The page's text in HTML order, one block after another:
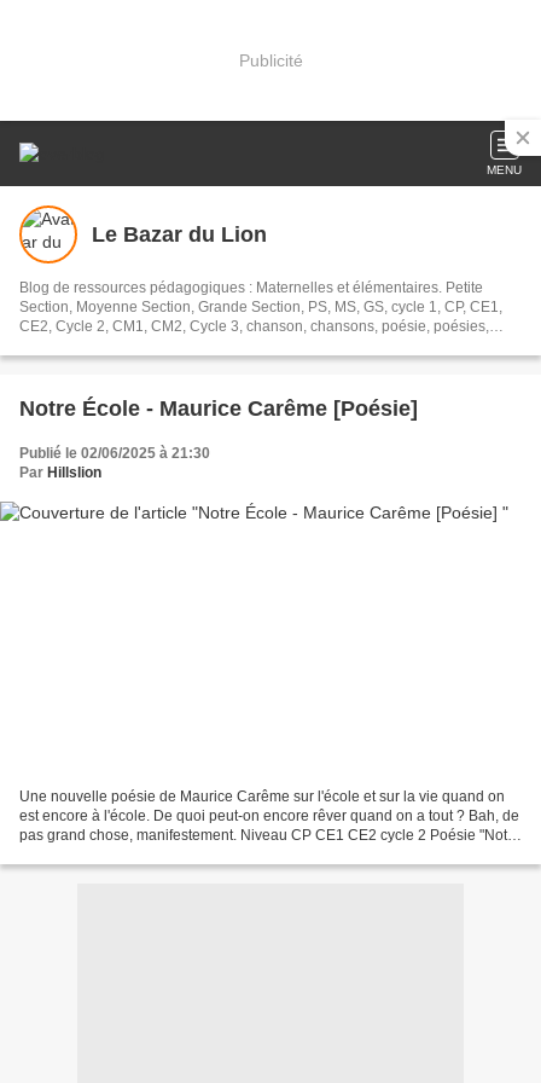
Publicité
MENU
Le Bazar du Lion
Blog de ressources pédagogiques : Maternelles et élémentaires. Petite
Section, Moyenne Section, Grande Section, PS, MS, GS, cycle 1, CP, CE1,
CE2, Cycle 2, CM1, CM2, Cycle 3, chanson, chansons, poésie, poésies,
exploitation, exploitations, oral, orale,
Notre École - Maurice Carême [Poésie]
Publié le 02/06/2025 à 21:30
Par Hillslion
Une nouvelle poésie de Maurice Carême sur l'école et sur la vie quand on
est encore à l'école. De quoi peut-on encore rêver quand on a tout ? Bah, de
pas grand chose, manifestement. Niveau CP CE1 CE2 cycle 2 Poésie "Notre